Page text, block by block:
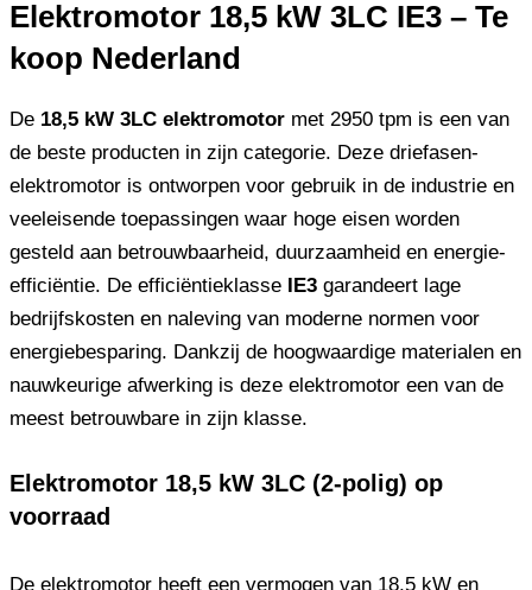
Elektromotor 18,5 kW 3LC IE3 – Te
koop Nederland
De 18,5 kW 3LC elektromotor met 2950 tpm is een van
de beste producten in zijn categorie. Deze driefasen-
elektromotor is ontworpen voor gebruik in de industrie en
veeleisende toepassingen waar hoge eisen worden
gesteld aan betrouwbaarheid, duurzaamheid en energie-
efficiëntie. De efficiëntieklasse
IE3 garandeert lage
bedrijfskosten en naleving van moderne normen voor
energiebesparing. Dankzij de hoogwaardige materialen en
nauwkeurige afwerking is deze elektromotor een van de
meest betrouwbare in zijn klasse.
Elektromotor 18,5 kW 3LC (2-polig) op
voorraad
De elektromotor heeft een vermogen van 18,5 kW en